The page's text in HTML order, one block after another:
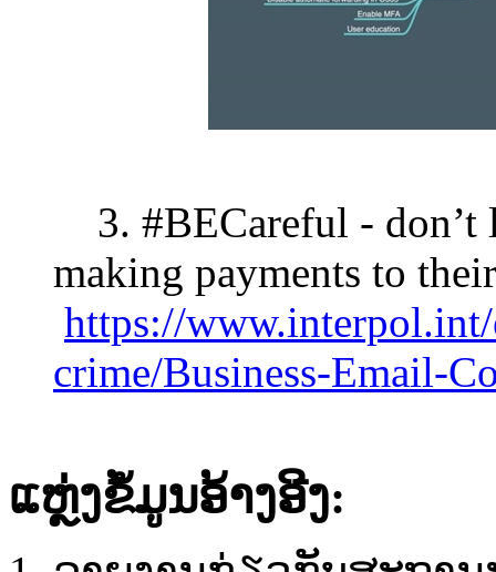
3. #BECareful - don’t
making payments to
https://
crime/Business-Email-
ແຫຼ່ງຂໍ້ມູນ​ອ້າງ​ອີງ:​